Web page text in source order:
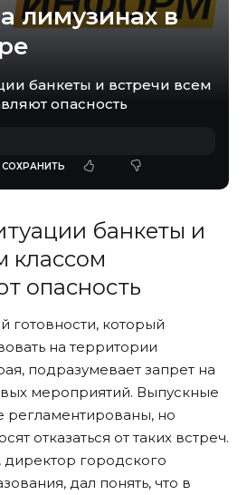
лимузинах в
банкеты и встречи всем
опасность
банкеты и
классом
опасность
который
на территории
, подразумевает запрет на
мероприятий. Выпускные
регламентированы, но
отказаться от таких встреч.
городского
дал понять, что в